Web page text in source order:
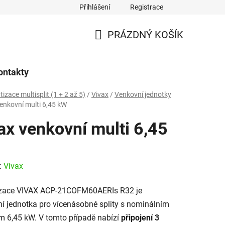
Přihlášení Registrace
PRÁZDNÝ KOŠÍK
multisplit (1 + 2 až 5) / Vivax / Venkovní jednotky
multi 6,45 kW
venkovní multi 6,45
Vivax
VIVAX ACP-21COFM60AERIs R32 je
jednotka pro vícenásobné splity s nominálním
6,45 kW. V tomto případě nabízí připojení 3